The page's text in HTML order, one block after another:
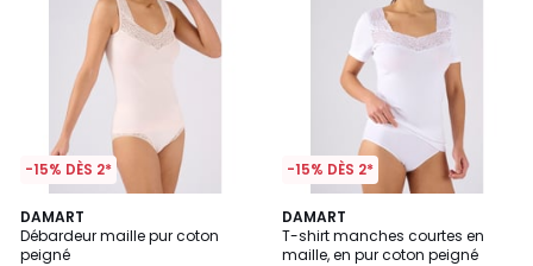
-15% DÈS 2*
DAMART
Débardeur maille pur coton
peigné
-15% DÈS 2*
DAMART
T-shirt manches courtes en
maille, en pur coton peigné
5
/
5
2
Couleurs